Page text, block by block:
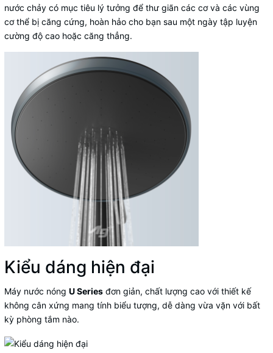
nước chảy có mục tiêu lý tưởng để thư giãn các cơ và các vùng
cơ thể bị căng cứng, hoàn hảo cho bạn sau một ngày tập luyện
cường độ cao hoặc căng thẳng.
Kiểu dáng hiện đại
Máy nước nóng U Series đơn giản, chất lượng cao với thiết kế
không cân xứng mang tính biểu tượng, dễ dàng vừa vặn với bất
kỳ phòng tắm nào.